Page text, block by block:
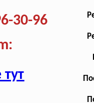
30-96